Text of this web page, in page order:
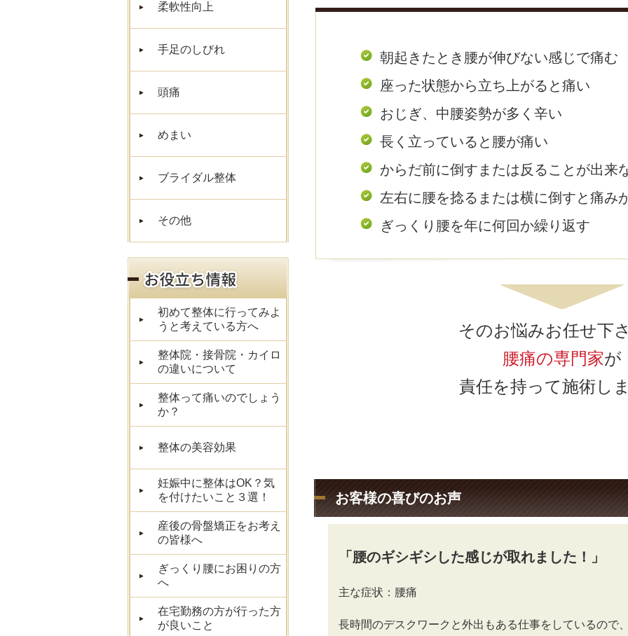
柔軟性向上
手足のしびれ
頭痛
めまい
ブライダル整体
その他
初めて整体に行ってみよ
うと考えている方へ
整体院・接骨院・カイロ
の違いについて
整体って痛いのでしょう
か？
整体の美容効果
妊娠中に整体はOK？気
を付けたいこと３選！
産後の骨盤矯正をお考え
の皆様へ
ぎっくり腰にお困りの方
へ
在宅勤務の方が行った方
が良いこと
朝起きたとき腰が伸びない感じで痛む
座った状態から立ち上がると痛い
おじぎ、中腰姿勢が多く辛い
長く立っていると腰が痛い
からだ前に倒すまたは反ることが出来
左右に腰を捻るまたは横に倒すと痛み
ぎっくり腰を年に何回か繰り返す
そのお悩みお任せ下
腰痛の専門家が
責任を持って施術し
お客様の喜びのお声
「腰のギシギシした感じが取れました！」
主な症状：腰痛
長時間のデスクワークと外出もある仕事をしているので